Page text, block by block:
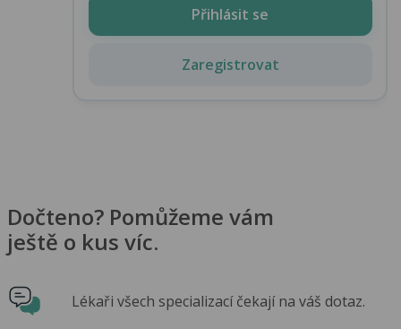
Přihlásit se
Zaregistrovat
Dočteno? Pomůžeme vám
ještě o kus víc.
Lékaři všech specializací čekají na váš dotaz.